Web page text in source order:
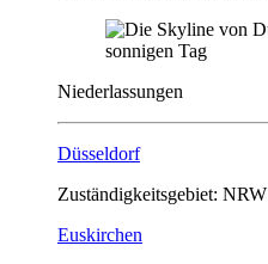
Niederlassungen
Düsseldorf
Zuständigkeitsgebiet: NRW
Euskirchen